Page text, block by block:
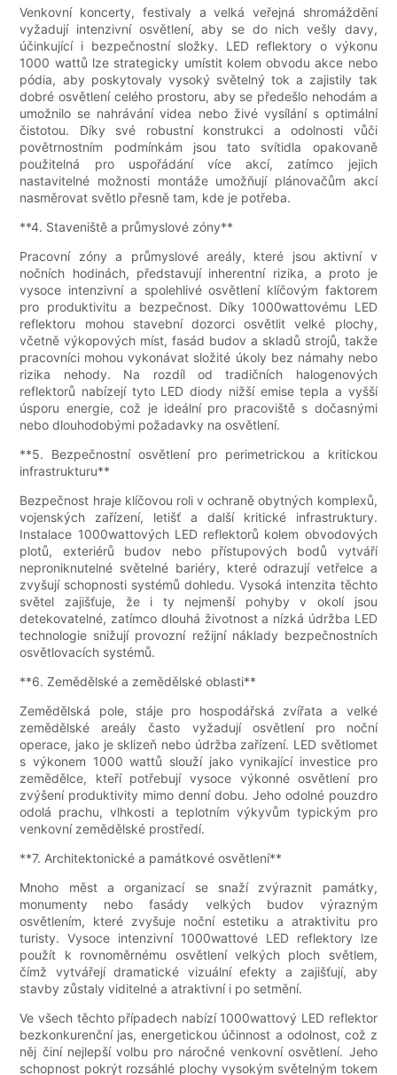
Venkovní koncerty, festivaly a velká veřejná shromáždění
vyžadují intenzivní osvětlení, aby se do nich vešly davy,
účinkující i bezpečnostní složky. LED reflektory o výkonu
1000 wattů lze strategicky umístit kolem obvodu akce nebo
pódia, aby poskytovaly vysoký světelný tok a zajistily tak
dobré osvětlení celého prostoru, aby se předešlo nehodám a
umožnilo se nahrávání videa nebo živé vysílání s optimální
čistotou. Díky své robustní konstrukci a odolnosti vůči
povětrnostním podmínkám jsou tato svítidla opakovaně
použitelná pro uspořádání více akcí, zatímco jejich
nastavitelné možnosti montáže umožňují plánovačům akcí
nasměrovat světlo přesně tam, kde je potřeba.
**4. Staveniště a průmyslové zóny**
Pracovní zóny a průmyslové areály, které jsou aktivní v
nočních hodinách, představují inherentní rizika, a proto je
vysoce intenzivní a spolehlivé osvětlení klíčovým faktorem
pro produktivitu a bezpečnost. Díky 1000wattovému LED
reflektoru mohou stavební dozorci osvětlit velké plochy,
včetně výkopových míst, fasád budov a skladů strojů, takže
pracovníci mohou vykonávat složité úkoly bez námahy nebo
rizika nehody. Na rozdíl od tradičních halogenových
reflektorů nabízejí tyto LED diody nižší emise tepla a vyšší
úsporu energie, což je ideální pro pracoviště s dočasnými
nebo dlouhodobými požadavky na osvětlení.
**5. Bezpečnostní osvětlení pro perimetrickou a kritickou
infrastrukturu**
Bezpečnost hraje klíčovou roli v ochraně obytných komplexů,
vojenských zařízení, letišť a další kritické infrastruktury.
Instalace 1000wattových LED reflektorů kolem obvodových
plotů, exteriérů budov nebo přístupových bodů vytváří
neproniknutelné světelné bariéry, které odrazují vetřelce a
zvyšují schopnosti systémů dohledu. Vysoká intenzita těchto
světel zajišťuje, že i ty nejmenší pohyby v okolí jsou
detekovatelné, zatímco dlouhá životnost a nízká údržba LED
technologie snižují provozní režijní náklady bezpečnostních
osvětlovacích systémů.
**6. Zemědělské a zemědělské oblasti**
Zemědělská pole, stáje pro hospodářská zvířata a velké
zemědělské areály často vyžadují osvětlení pro noční
operace, jako je sklizeň nebo údržba zařízení. LED světlomet
s výkonem 1000 wattů slouží jako vynikající investice pro
zemědělce, kteří potřebují vysoce výkonné osvětlení pro
zvýšení produktivity mimo denní dobu. Jeho odolné pouzdro
odolá prachu, vlhkosti a teplotním výkyvům typickým pro
venkovní zemědělské prostředí.
**7. Architektonické a památkové osvětlení**
Mnoho měst a organizací se snaží zvýraznit památky,
monumenty nebo fasády velkých budov výrazným
osvětlením, které zvyšuje noční estetiku a atraktivitu pro
turisty. Vysoce intenzivní 1000wattové LED reflektory lze
použít k rovnoměrnému osvětlení velkých ploch světlem,
čímž vytvářejí dramatické vizuální efekty a zajišťují, aby
stavby zůstaly viditelné a atraktivní i po setmění.
Ve všech těchto případech nabízí 1000wattový LED reflektor
bezkonkurenční jas, energetickou účinnost a odolnost, což z
něj činí nejlepší volbu pro náročné venkovní osvětlení. Jeho
schopnost pokrýt rozsáhlé plochy vysokým světelným tokem